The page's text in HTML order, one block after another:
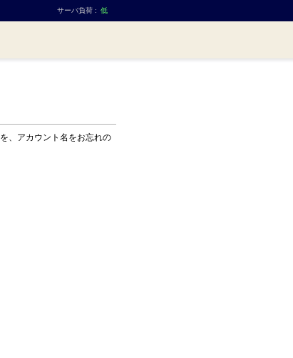
サーバ負荷 : 低
を、アカウント名をお忘れの